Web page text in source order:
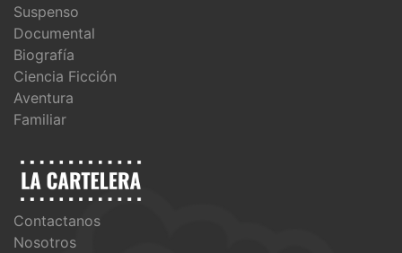
Suspenso
Documental
Biografía
Ciencia Ficción
Aventura
Familiar
Contactanos
Nosotros